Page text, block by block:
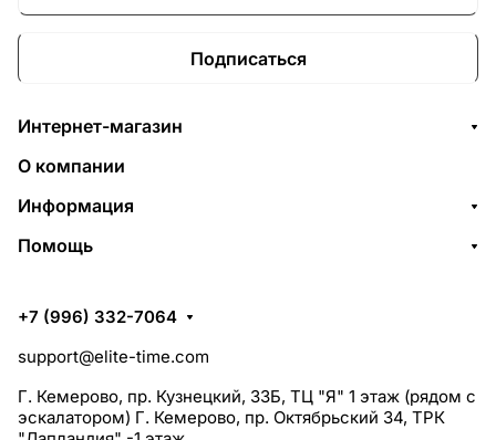
Подписаться
Интернет-магазин
О компании
Информация
Помощь
+7 (996) 332-7064
support@elite-time.com
Г. Кемерово, пр. Кузнецкий, 33Б, ТЦ "Я" 1 этаж (рядом с
эскалатором) Г. Кемерово, пр. Октябрьский 34, ТРК